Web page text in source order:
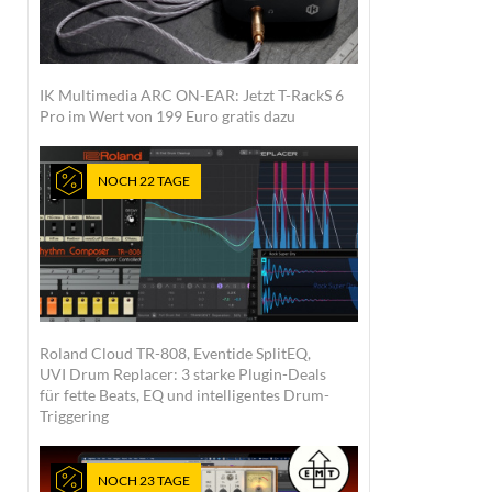
IK Multimedia ARC ON-EAR: Jetzt T-RackS 6
Pro im Wert von 199 Euro gratis dazu
NOCH 22 TAGE
Roland Cloud TR-808, Eventide SplitEQ,
UVI Drum Replacer: 3 starke Plugin-Deals
für fette Beats, EQ und intelligentes Drum-
Triggering
NOCH 23 TAGE